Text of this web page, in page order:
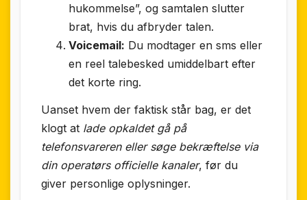
hukommelse”, og samtalen slutter
brat, hvis du afbryder talen.
Voicemail: Du modtager en sms eller
en reel talebesked umiddelbart efter
det korte ring.
Uanset hvem der faktisk står bag, er det
klogt at lade opkaldet gå på
telefonsvareren eller søge bekræftelse via
din operatørs officielle kanaler, før du
giver personlige oplysninger.